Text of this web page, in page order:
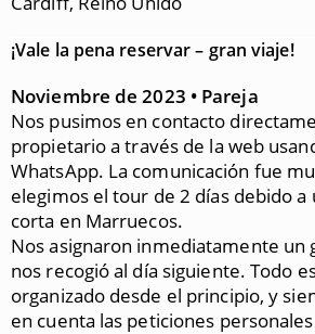
¡Vale la pena reservar – gran viaje!
Noviembre de 2023 • Pareja
Nos pusimos en contacto
propietario a través de la web
WhatsApp. La comunicación fue
elegimos el tour de 2 días debido a
corta en Marruecos.
Nos asignaron inmediatamente un
nos recogió al día siguiente. Todo
organizado desde el principio, y
en cuenta las peticiones